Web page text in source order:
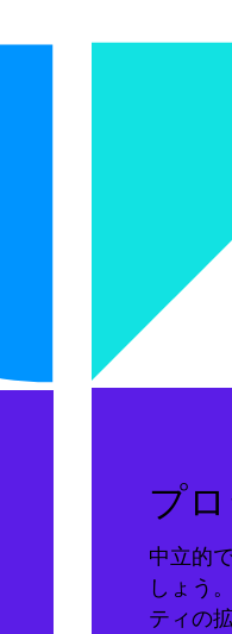
プ
中立的
しょう
ティの